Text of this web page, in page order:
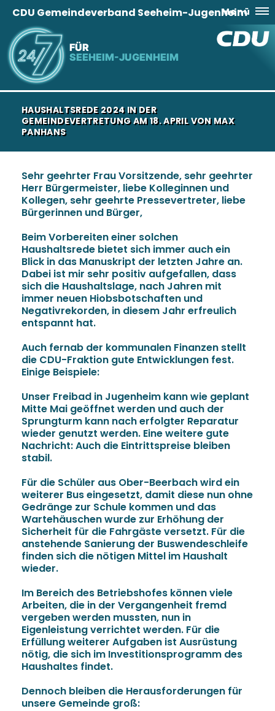
FÜR
SEEHEIM-JUGENHEIM
CDU Gemeindeverband Seeheim-Jugenheim
Menü
HAUSHALTSREDE 2024 IN DER
GEMEINDEVERTRETUNG AM 18. APRIL VON MAX
PANHANS
Sehr geehrter Frau Vorsitzende, sehr geehrter
Herr Bürgermeister, liebe Kolleginnen und
Kollegen, sehr geehrte Pressevertreter, liebe
Bürgerinnen und Bürger,
Beim Vorbereiten einer solchen
Haushaltsrede bietet sich immer auch ein
Blick in das Manuskript der letzten Jahre an.
Dabei ist mir sehr positiv aufgefallen, dass
sich die Haushaltslage, nach Jahren mit
immer neuen Hiobsbotschaften und
Negativrekorden, in diesem Jahr erfreulich
entspannt hat.
Auch fernab der kommunalen Finanzen stellt
die CDU-Fraktion gute Entwicklungen fest.
Einige Beispiele:
Unser Freibad in Jugenheim kann wie geplant
Mitte Mai geöffnet werden und auch der
Sprungturm kann nach erfolgter Reparatur
wieder genutzt werden. Eine weitere gute
Nachricht: Auch die Eintrittspreise bleiben
stabil.
Für die Schüler aus Ober-Beerbach wird ein
weiterer Bus eingesetzt, damit diese nun ohne
Gedränge zur Schule kommen und das
Wartehäuschen wurde zur Erhöhung der
Sicherheit für die Fahrgäste versetzt. Für die
anstehende Sanierung der Buswendeschleife
finden sich die nötigen Mittel im Haushalt
wieder.
Im Bereich des Betriebshofes können viele
Arbeiten, die in der Vergangenheit fremd
vergeben werden mussten, nun in
Eigenleistung verrichtet werden. Für die
Erfüllung weiterer Aufgaben ist Ausrüstung
nötig, die sich im Investitionsprogramm des
Haushaltes findet.
Dennoch bleiben die Herausforderungen für
unsere Gemeinde groß: